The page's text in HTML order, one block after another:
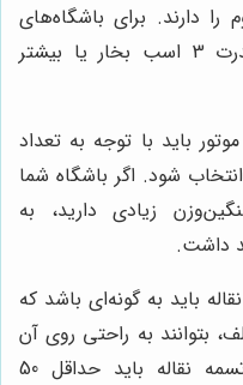
را دارند. برای باشگاه‌های
ورزشی، موتورهای AC با قدرت 3 اسب بخار یا بیشتر
باید با توجه به تعداد
شود. اگر باشگاه شما
زیادی دارید، به
داشت.
باید به گونه‌ای باشد که
بتوانند به راحتی روی آن
بدوند و راه بروند. عرض تسمه نقاله باید حداقل 50